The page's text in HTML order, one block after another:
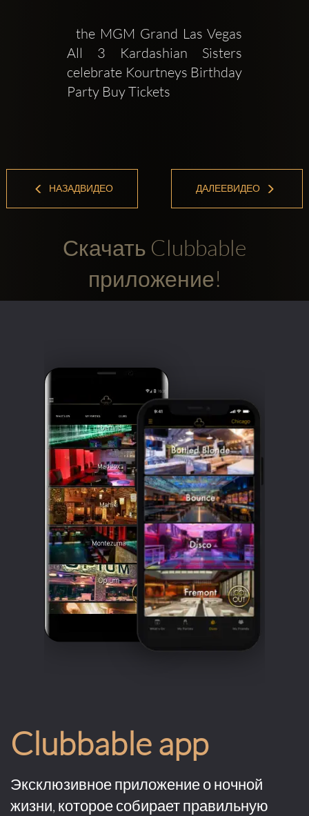
  the MGM Grand Las Vegas
All 3 Kardashian Sisters
celebrate Kourtneys Birthday
Party Buy Tickets
НАЗАДВИДЕО ДАЛЕЕВИДЕО
Скачать Clubbable
приложение!
Clubbable app
Эксклюзивное приложение о ночной
жизни, которое собирает правильную